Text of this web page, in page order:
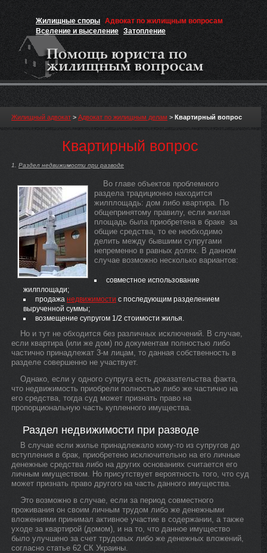
Жилищные споры Адвокат по жилищным вопросам
Вселение и выселение Затопление
Признание прав на жильё
Жилищный адвокат > Адвокат по жилищным делам > Квартирный вопрос
Квартирный вопрос
Раздел недвижимости при разводе
Во главе объектов проблемного
раздела традиционно находится
жилплощадь: дом либо квартира. По
общепринятому правилу, если жилая
площадь была приобретена в браке за
общие средства, то ее необходимо
делить между бывшими супругами
непременно в равных долях. В данном
случае возможно несколько вариантов:
совместное использование
жилплощади;
продажа недвижимости с последующим разделением
вырученной суммы;
возмещение супругом 1/2 стоимости жилья.
Но и тут не обходится без различных исключений. В случае,
если квартира (или же дом) по документам полностью либо
частично принадлежат 3-м лицам, то данная собственность в
разделе совершенно не участвует.
Однако, если у одного супруга есть доказательства факта,
что недвижимость приобрели полностью либо же частично на
его средства, тогда суд может признать право на
пропорциональную часть купленного имущества.
Раздел недвижимости при разводе
В случае если жилье принадлежало кому-то из супругов до
вступления в брак, приобретено исключительно на его личные
денежные средства либо на других основаниях считается его
личным имуществом. Но присутствует вероятность того, что суд
может признать право другого на часть данного имущества.
Это возможно в случае, если за период совместного
проживания он своим личным трудом либо же денежными
вложениями принимал активное участие в содержании, а также
уходе за квартирой (домом), и на то, что данное имущество
было улучшено за счет трудовых либо же денежных вложений,
согласно статье 62 СК Украины.